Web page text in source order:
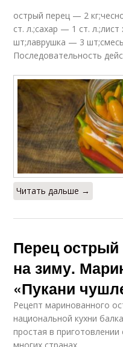
острый перец — 2
ст. л.;сахар — 1 ст.
шт;лаврушка — 3
Последовательность
Читать дальше →
Перец
на зиму.
«Пукани
Рецепт маринованного
национальной кухни
простая в